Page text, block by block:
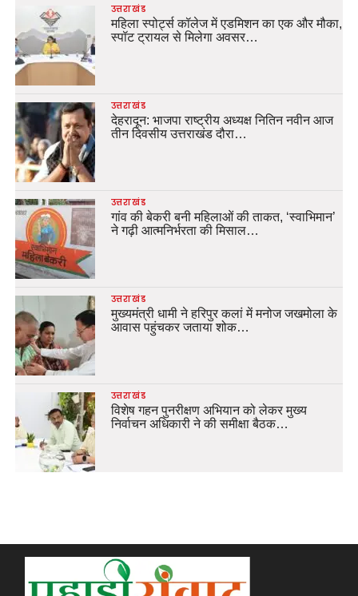
उत्तराखंड
महिला स्पोर्ट्स कॉलेज में एडमिशन का एक और मौका,
स्पॉट ट्रायल से मिलेगा अवसर…
उत्तराखंड
देहरादून: भाजपा राष्ट्रीय अध्यक्ष नितिन नवीन आज
तीन दिवसीय उत्तराखंड दौरा…
उत्तराखंड
गांव की बेकरी बनी महिलाओं की ताकत, ‘स्वाभिमान’
ने गढ़ी आत्मनिर्भरता की मिसाल…
उत्तराखंड
मुख्यमंत्री धामी ने हरिपुर कलां में मनोज जखमोला के
आवास पहुंचकर जताया शोक…
उत्तराखंड
विशेष गहन पुनरीक्षण अभियान को लेकर मुख्य
निर्वाचन अधिकारी ने की समीक्षा बैठक…